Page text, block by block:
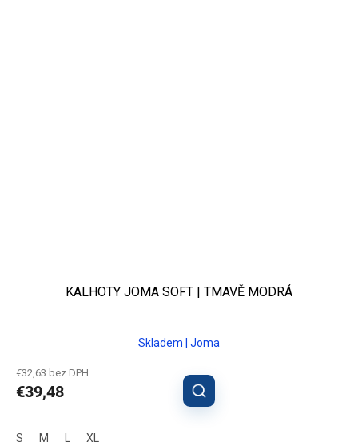
KALHOTY JOMA SOFT | TMAVĚ MODRÁ
Skladem | Joma
€32,63 bez DPH
€39,48
S M XL